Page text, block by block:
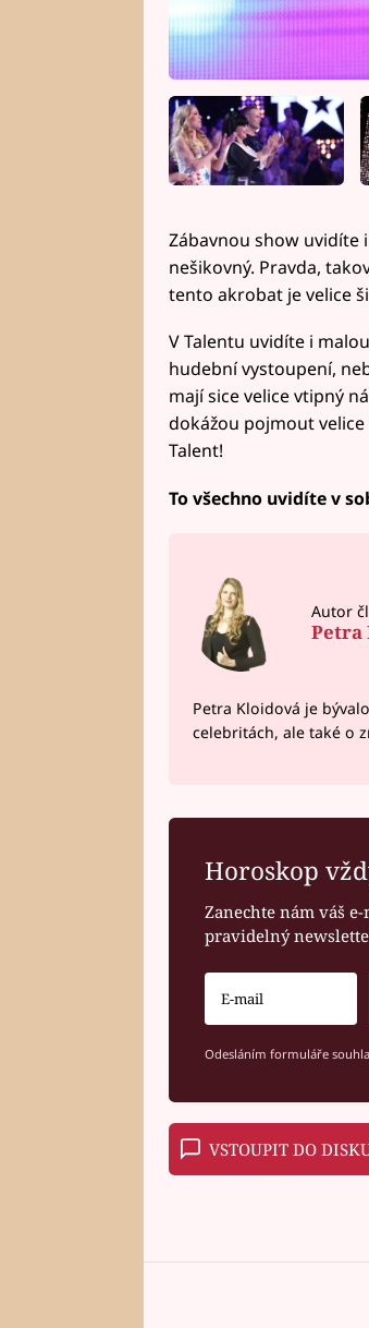
Zábavnou show uvidíte
nešikovný. Pravda,
tento akrobat je velice
V Talentu uvidíte i
hudební vystoupení,
mají sice velice vtipný
dokážou pojmout
Talent!
To všechno uvidíte v
Autor
Petra
Petra Kloidová je
celebritách, ale také o
Horoskop
Zanechte nám váš
pravidelný
Odesláním formuláře
VSTOUPIT DO